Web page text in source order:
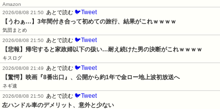
Amazon
2026/08/08 21:50
あとで読む 🐦Tweet
【うわぁ…】3年間付き合って初めての旅行、結果がこれｗｗｗｗ
気団まとめ
2026/08/08 21:50
あとで読む 🐦Tweet
【悲報】帰宅すると家政婦以下の扱い…耐え続けた男の決断がこれｗｗｗｗ
キスログ
2026/08/08 21:49
あとで読む 🐦Tweet
【驚愕】映画『8番出口』、公開から約1年で金ロー地上波初放送へ
ネギ速
2026/08/08 21:50
あとで読む 🐦Tweet
左ハンドル車のデメリット、意外と少ない